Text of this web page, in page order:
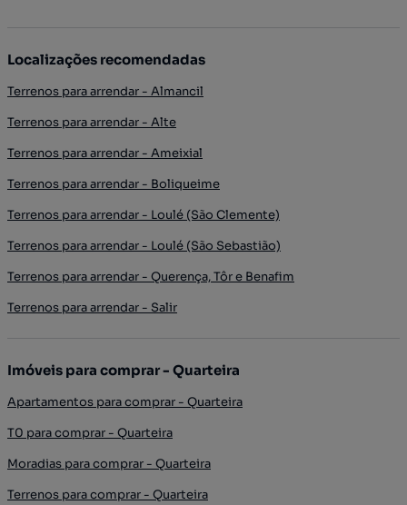
Localizações recomendadas
Terrenos para arrendar - Almancil
Terrenos para arrendar - Alte
Terrenos para arrendar - Ameixial
Terrenos para arrendar - Boliqueime
Terrenos para arrendar - Loulé (São Clemente)
Terrenos para arrendar - Loulé (São Sebastião)
Terrenos para arrendar - Querença, Tôr e Benafim
Terrenos para arrendar - Salir
Imóveis para comprar - Quarteira
Apartamentos para comprar - Quarteira
T0 para comprar - Quarteira
Moradias para comprar - Quarteira
Terrenos para comprar - Quarteira